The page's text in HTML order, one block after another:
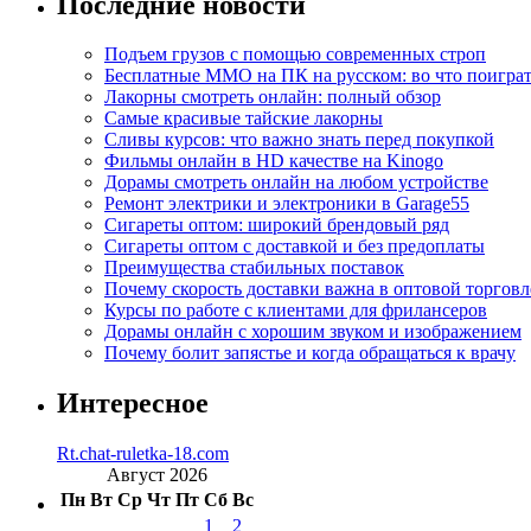
Подъем грузов с помощью современных строп
Бесплатные MMO на ПК на русском: во что
Лакорны смотреть онлайн: полный обзор
Самые красивые тайские лакорны
Сливы курсов: что важно знать перед покупкой
Фильмы онлайн в HD качестве на Kinogo
Дорамы смотреть онлайн на любом устройстве
Ремонт электрики и электроники в Garage55
Сигареты оптом: широкий брендовый ряд
Сигареты оптом с доставкой и без предоплаты
Преимущества стабильных поставок
Почему скорость доставки важна в оптовой
Курсы по работе с клиентами для фрилансеров
Дорамы онлайн с хорошим звуком и изображением
Почему болит запястье и когда обращаться к врачу
Интересное
Rt.chat-ruletka-18.com
Август 2026
Пн Вт Ср Чт Пт Сб Вс
1
2